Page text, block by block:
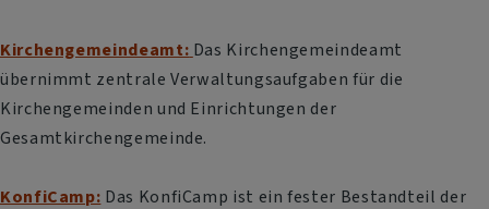
Kirchengemeindeamt: Das Kirchengemeindeamt
übernimmt zentrale Verwaltungsaufgaben für die
Kirchengemeinden und Einrichtungen der
Gesamtkirchengemeinde.
KonfiCamp: Das KonfiCamp ist ein fester Bestandteil der